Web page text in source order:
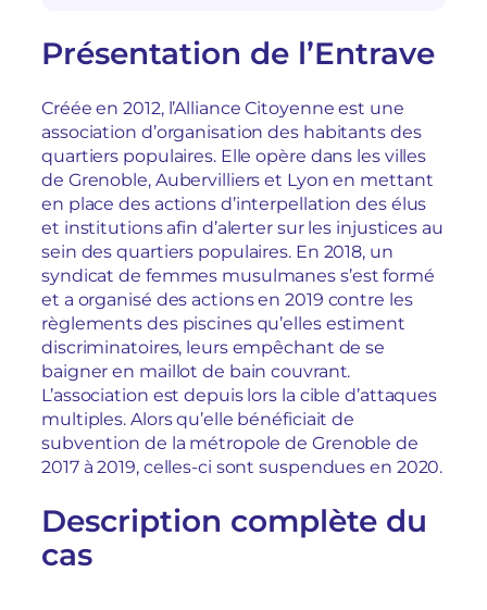
Présentation de l’Entrave
Créée en 2012, l’Alliance Citoyenne est une
association d’organisation des habitants des
quartiers populaires. Elle opère dans les villes
de Grenoble, Aubervilliers et Lyon en mettant
en place des actions d’interpellation des élus
et institutions afin d’alerter sur les injustices au
sein des quartiers populaires. En 2018, un
syndicat de femmes musulmanes s’est formé
et a organisé des actions en 2019 contre les
règlements des piscines qu’elles estiment
discriminatoires, leurs empêchant de se
baigner en maillot de bain couvrant.
L’association est depuis lors la cible d’attaques
multiples. Alors qu’elle bénéficiait de
subvention de la métropole de Grenoble de
2017 à 2019, celles-ci sont suspendues en 2020.
Description complète du
cas